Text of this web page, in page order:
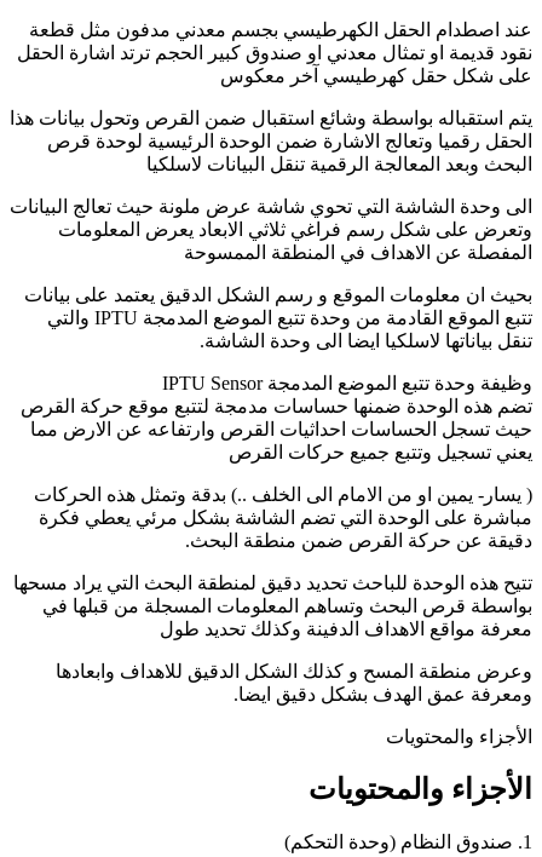
عند اصطدام الحقل الكهرطيسي بجسم معدني مدفون مثل قطعة
نقود قديمة او تمثال معدني او صندوق كبير الحجم ترتد اشارة الحقل
على شكل حقل كهرطيسي آخر معكوس
يتم استقباله بواسطة وشائع استقبال ضمن القرص وتحول بيانات هذا
الحقل رقميا وتعالج الاشارة ضمن الوحدة الرئيسية لوحدة قرص
البحث وبعد المعالجة الرقمية تنقل البيانات لاسلكيا
الى وحدة الشاشة التي تحوي شاشة عرض ملونة حيث تعالج البيانات
وتعرض على شكل رسم فراغي ثلاثي الابعاد يعرض المعلومات
المفصلة عن الاهداف في المنطقة الممسوحة
بحيث ان معلومات الموقع و رسم الشكل الدقيق يعتمد على بيانات
تتبع الموقع القادمة من وحدة تتبع الموضع المدمجة IPTU والتي
تنقل بياناتها لاسلكيا ايضا الى وحدة الشاشة.
وظيفة وحدة تتبع الموضع المدمجة IPTU Sensor
تضم هذه الوحدة ضمنها حساسات مدمجة لتتبع موقع حركة القرص
حيث تسجل الحساسات احداثيات القرص وارتفاعه عن الارض مما
يعني تسجيل وتتبع جميع حركات القرص
( يسار- يمين او من الامام الى الخلف ..) بدقة وتمثل هذه الحركات
مباشرة على الوحدة التي تضم الشاشة بشكل مرئي يعطي فكرة
دقيقة عن حركة القرص ضمن منطقة البحث.
تتيح هذه الوحدة للباحث تحديد دقيق لمنطقة البحث التي يراد مسحها
بواسطة قرص البحث وتساهم المعلومات المسجلة من قبلها في
معرفة مواقع الاهداف الدفينة وكذلك تحديد طول
وعرض منطقة المسح و كذلك الشكل الدقيق للاهداف وابعادها
ومعرفة عمق الهدف بشكل دقيق ايضا.
الأجزاء والمحتويات
الأجزاء والمحتويات
1. صندوق النظام (وحدة التحكم)